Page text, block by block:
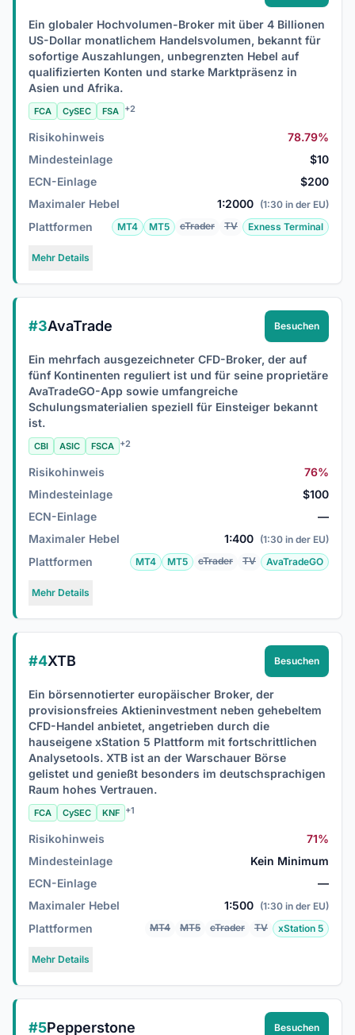
Ein globaler Hochvolumen-Broker mit über 4 Billionen
US-Dollar monatlichem Handelsvolumen, bekannt für
sofortige Auszahlungen, unbegrenzten Hebel auf
qualifizierten Konten und starke Marktpräsenz in
Asien und Afrika.
FCA CySEC FSA +2
Risikohinweis
78.79%
Mindesteinlage
$10
ECN-Einlage
$200
Maximaler Hebel
1:2000 (1:30 in der EU)
Plattformen MT4 MT5 cTrader TV Exness Terminal
Mehr Details
#3AvaTrade Besuchen
Ein mehrfach ausgezeichneter CFD-Broker, der auf
fünf Kontinenten reguliert ist und für seine proprietäre
AvaTradeGO-App sowie umfangreiche
Schulungsmaterialien speziell für Einsteiger bekannt
ist.
CBI ASIC FSCA +2
Risikohinweis
76%
Mindesteinlage
$100
ECN-Einlage
—
Maximaler Hebel
1:400 (1:30 in der EU)
Plattformen MT4 MT5 cTrader TV AvaTradeGO
Mehr Details
#4XTB Besuchen
Ein börsennotierter europäischer Broker, der
provisionsfreies Aktieninvestment neben gehebeltem
CFD-Handel anbietet, angetrieben durch die
hauseigene xStation 5 Plattform mit fortschrittlichen
Analysetools. XTB ist an der Warschauer Börse
gelistet und genießt besonders im deutschsprachigen
Raum hohes Vertrauen.
FCA CySEC KNF +1
Risikohinweis
71%
Mindesteinlage
Kein Minimum
ECN-Einlage
—
Maximaler Hebel
1:500 (1:30 in der EU)
Plattformen MT4 MT5 cTrader TV xStation 5
Mehr Details
#5Pepperstone Besuchen